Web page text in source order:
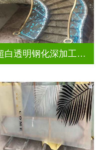
超白透明钢化深加工激光内雕屏风